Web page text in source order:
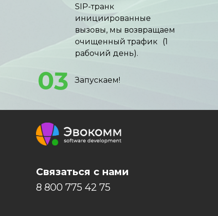
SIP-транк
инициированные
вызовы, мы возвращаем
очищенный трафик (1
рабочий день).
Запускаем!
03
Связаться с нами
8 800 775 42 75